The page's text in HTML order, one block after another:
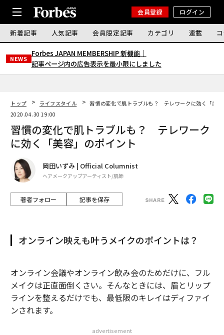
会員登録 ログイン
新着記事 人気記事 会員限定記事 カテゴリ 連載
NEWS
Forbes JAPAN MEMBERSHIP 新機能｜
記事ページ内の広告表示を最小限にしました
トップ ライフスタイル
習慣の変化で肌トラブルも？ テレワークに効く「美容
2020.04.30 19:00
習慣の変化で肌トラブルも？ テレワーク
に効く「美容」のポイント
岡田いずみ | Official Columnist
ヘアメークアップアーティスト/肌師
著者フォロー 記事を保存
オンライン映えも叶うメイクのポイントは？
オンライン会議やオンライン飲み会のためだけに、フル
メイクは正直面倒くさい。そんなときには、眉とリップ
ラインを整えるだけでも、最低限のキレイはディファイ
ンされます。
advertisement